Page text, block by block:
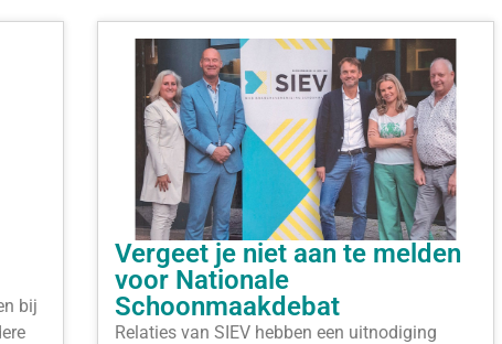
bij
Vergeet je niet aan te melden
voor Nationale
Schoonmaakdebat
Relaties van SIEV hebben een uitnodiging